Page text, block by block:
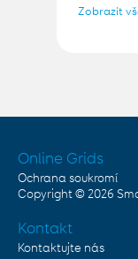
Zobrazit
Online Grids
Ochrana soukromí
Copyright © 2026
Kontakt
Kontaktujte nás